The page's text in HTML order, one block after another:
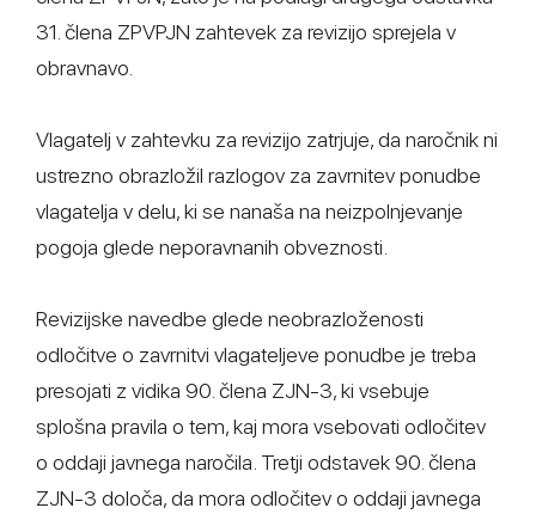
31. člena ZPVPJN zahtevek za revizijo sprejela v
obravnavo.
Vlagatelj v zahtevku za revizijo zatrjuje, da naročnik ni
ustrezno obrazložil razlogov za zavrnitev ponudbe
vlagatelja v delu, ki se nanaša na neizpolnjevanje
pogoja glede neporavnanih obveznosti.
Revizijske navedbe glede neobrazloženosti
odločitve o zavrnitvi vlagateljeve ponudbe je treba
presojati z vidika 90. člena ZJN-3, ki vsebuje
splošna pravila o tem, kaj mora vsebovati odločitev
o oddaji javnega naročila. Tretji odstavek 90. člena
ZJN-3 določa, da mora odločitev o oddaji javnega